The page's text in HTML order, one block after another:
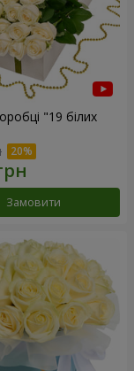
"19 білих
Замовити